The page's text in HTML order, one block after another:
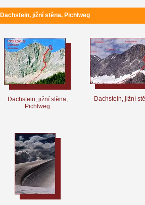
Dachstein, jižní stěna, Pichlweg
Dachstein, jižní stěna,
Pichlweg
Dachstein, jižní